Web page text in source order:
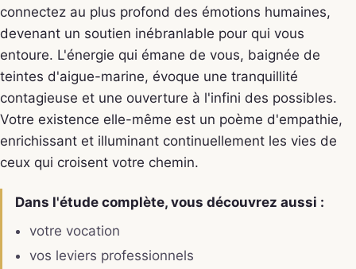
connectez au plus profond des émotions humaines,
devenant un soutien inébranlable pour qui vous
entoure. L'énergie qui émane de vous, baignée de
teintes d'aigue-marine, évoque une tranquillité
contagieuse et une ouverture à l'infini des possibles.
Votre existence elle-même est un poème d'empathie,
enrichissant et illuminant continuellement les vies de
ceux qui croisent votre chemin.
Dans l'étude complète, vous découvrez aussi :
votre vocation
vos leviers professionnels